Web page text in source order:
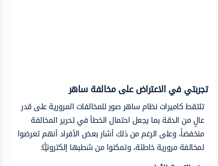
تجربتي في الاعتراض على مخالفة ساهر
تلتقط كاميرات نظام ساهر صور للمخالفات المرورية على قدر
عالٍ من الدقة بما يجعل احتمال الخطأ في تحرير المخالفة
منخفضاً، وعلى الرغم من ذلك أشار بعض الأفراد أنهم تعرضوا
لمخالفة مرورية خاطئة، وتمكنوا من شطبها إلكترونيًّا: